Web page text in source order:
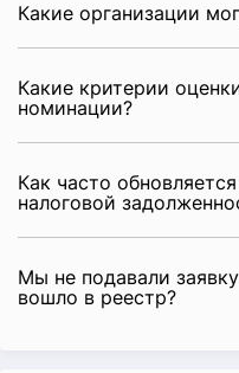
Какие организации
Какие критерии
номинации?
Как часто
налоговой
Мы не подавали
вошло в реестр?